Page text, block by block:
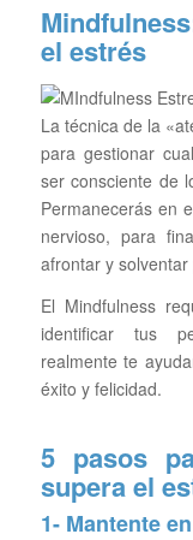
el estrés
La técnica de la
para gestionar
ser consciente de
Permanecerás en
nervioso, para
afrontar y
El Mindfulness
identificar tus
realmente te
éxito y felicidad.
5 pasos
supera el
1- Mantente